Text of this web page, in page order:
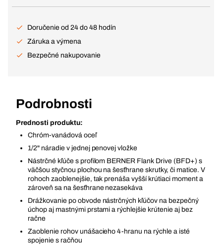
Doručenie od 24 do 48 hodín
Záruka a výmena
Bezpečné nakupovanie
Podrobnosti
Prednosti produktu:
Chróm-vanádová oceľ
1/2" náradie v jednej penovej vložke
Nástrčné kľúče s profilom BERNER Flank Drive (BFD+) s
väčšou styčnou plochou na šesťhrane skrutky, či matice. V
rohoch zaoblenejšie, tak prenáša vyšší krútiaci moment a
zároveň sa na šesťhrane nezasekáva
Drážkovanie po obvode nástrčných kľúčov na bezpečný
úchop aj mastnými prstami a rýchlejšie krútenie aj bez
račne
Zaoblenie rohov unášacieho 4-hranu na rýchle a isté
spojenie s račňou